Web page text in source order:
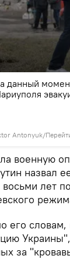
Antonyuk/
данный
военную
назвал
лет
его
за